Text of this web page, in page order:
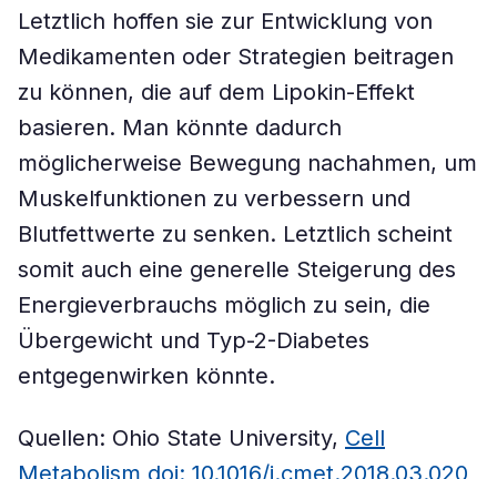
Letztlich hoffen sie zur Entwicklung von
Medikamenten oder Strategien beitragen
zu können, die auf dem Lipokin-Effekt
basieren. Man könnte dadurch
möglicherweise Bewegung nachahmen, um
Muskelfunktionen zu verbessern und
Blutfettwerte zu senken. Letztlich scheint
somit auch eine generelle Steigerung des
Energieverbrauchs möglich zu sein, die
Übergewicht und Typ-2-Diabetes
entgegenwirken könnte.
Quellen: Ohio State University, Cell
Metabolism doi: 10.1016/j.cmet.2018.03.020